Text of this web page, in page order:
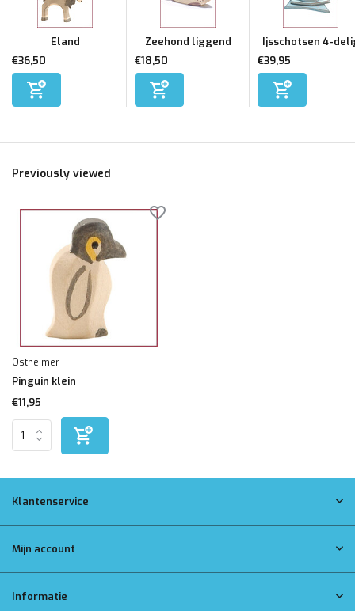
Eland
€36,50
Zeehond liggend
€18,50
Ijsschotsen 4-
€39,95
Previously viewed
Ostheimer
Pinguin klein
€11,95
Klantenservice
Mijn account
Informatie